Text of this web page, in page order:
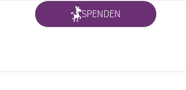
SPENDEN